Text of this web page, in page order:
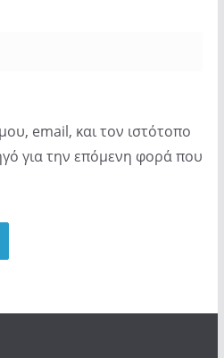
email, και τον ιστότοπο
για την επόμενη φορά που